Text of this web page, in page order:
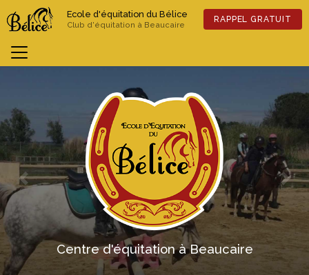
au
principal
Ecole d'équitation du Bélice
Club d'équitation à Beaucaire
RAPPEL GRATUIT
Centre d'équitation à Beaucaire
Previous Next